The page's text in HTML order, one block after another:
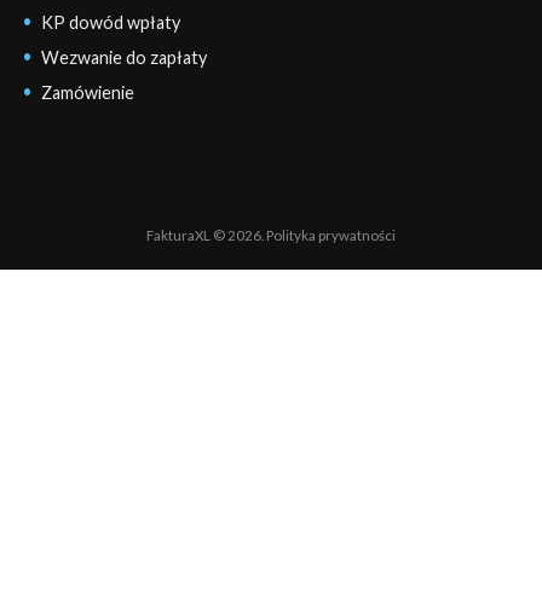
KP dowód wpłaty
Wezwanie do zapłaty
Zamówienie
FakturaXL © 2026. Polityka prywatności